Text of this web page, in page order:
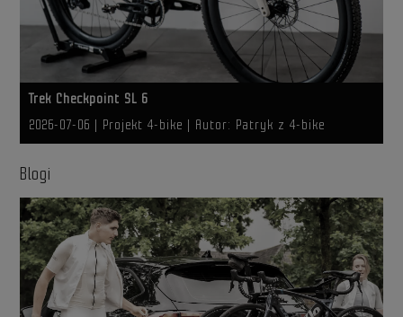
Trek Checkpoint SL 6
2026-07-06 | Projekt 4-bike | Autor: Patryk z 4-bike
Blogi